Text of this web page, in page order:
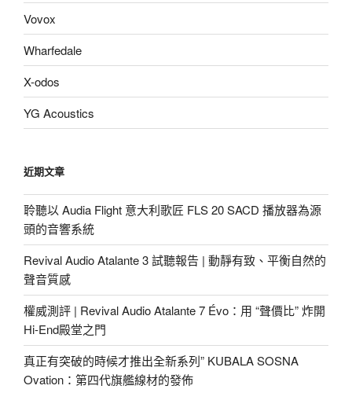
Vovox
Wharfedale
X-odos
YG Acoustics
近期文章
聆聽以 Audia Flight 意大利歌匠 FLS 20 SACD 播放器為源
頭的音響系統
Revival Audio Atalante 3 試聽報告 | 動靜有致、平衡自然的
聲音質感
權威測評 | Revival Audio Atalante 7 Évo：用 “聲價比” 炸開
Hi-End殿堂之門
真正有突破的時候才推出全新系列” KUBALA SOSNA
Ovation：第四代旗艦線材的發佈